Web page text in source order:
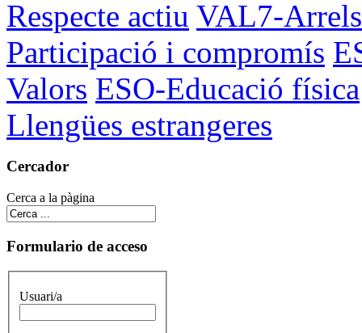
Respecte actiu VAL7-
Participació i compromís
Valors ESO-Educació física
Llengües estrangeres
Cercador
Cerca a la pàgina
Formulario de acceso
Usuari/a